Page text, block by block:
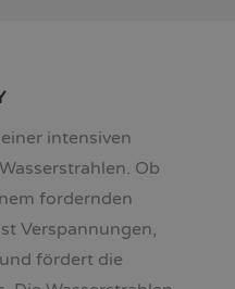
intensiven
Ob
fordernden
Verspannungen,
fördert die